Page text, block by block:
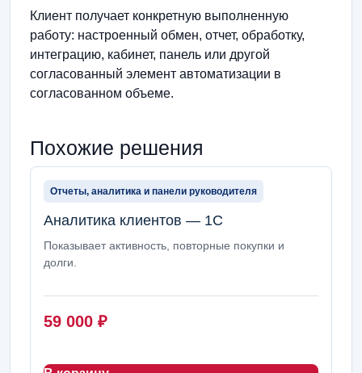
Клиент получает конкретную выполненную
работу: настроенный обмен, отчет, обработку,
интеграцию, кабинет, панель или другой
согласованный элемент автоматизации в
согласованном объеме.
Похожие решения
Отчеты, аналитика и панели руководителя
Аналитика клиентов — 1С
Показывает активность, повторные покупки и
долги.
59 000 ₽